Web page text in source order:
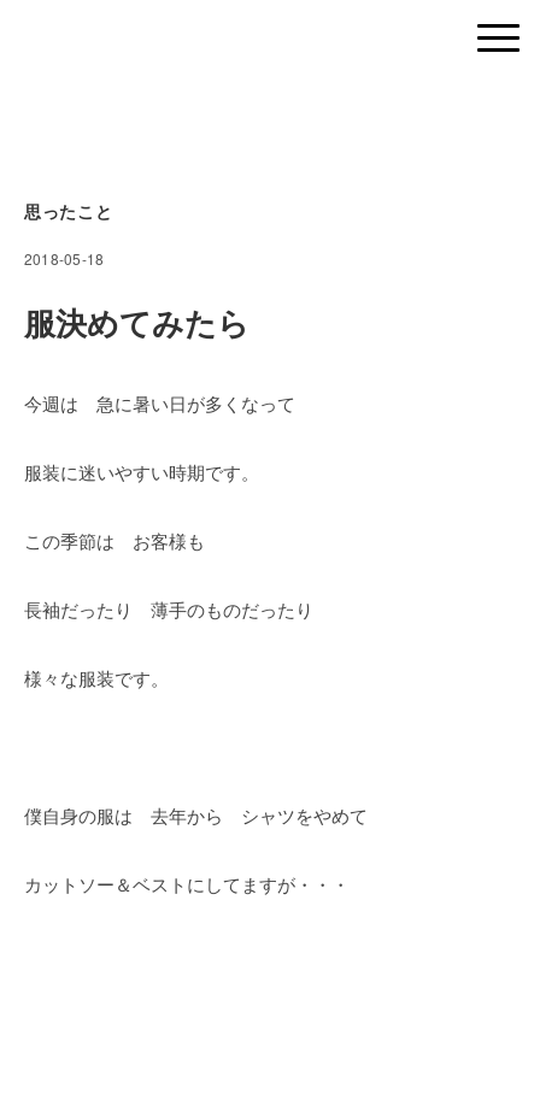
思ったこと
2018-05-18
服決めてみたら
今週は 急に暑い日が多くなって
服装に迷いやすい時期です。
この季節は お客様も
長袖だったり 薄手のものだったり
様々な服装です。
僕自身の服は 去年から シャツをやめて
カットソー＆ベストにしてますが・・・